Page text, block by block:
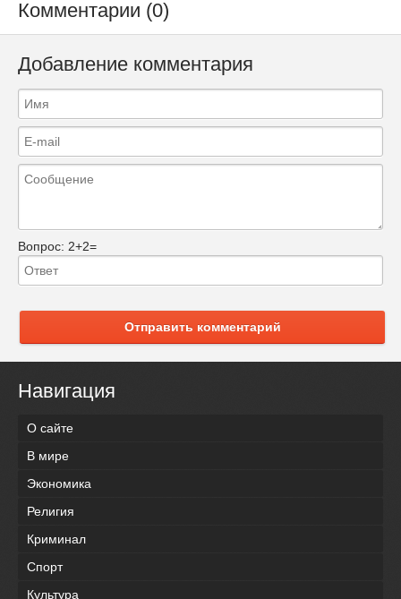
Комментарии (0)
Добавление комментария
Вопрос: 2+2=
Отправить комментарий
Навигация
О сайте
В мире
Экономика
Религия
Криминал
Спорт
Культура